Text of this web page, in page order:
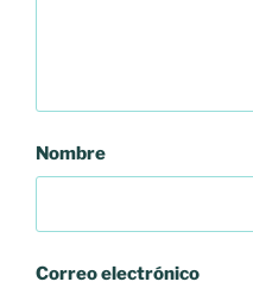
Nombre
Correo electrónico